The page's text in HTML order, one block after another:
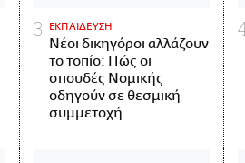
ΕΚΠΑΙΔΕΥΣΗ
Νέοι δικηγόροι αλλάζουν
το τοπίο: Πώς οι
σπουδές Νομικής
οδηγούν σε θεσμική
συμμετοχή